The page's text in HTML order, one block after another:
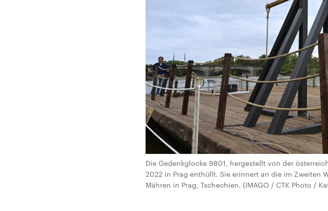
Die Gedenkglocke 9801, hergestellt von der
2022 in Prag enthüllt. Sie erinnert an die im Zweiten
Mähren in Prag, Tschechien. (IMAGO / CTK Photo /